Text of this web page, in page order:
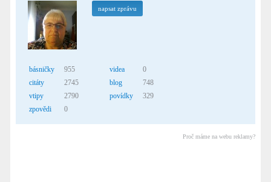
napsat zprávu
básničky
955
citáty
2745
vtipy
2790
zpovědi
0
videa
0
blog
748
povídky
329
Proč máme na webu reklamy?